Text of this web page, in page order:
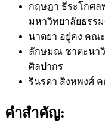
กฤษฎา ธีระโกศล
มหาวิทยาลัยธรร
นาตยา อยู่คง คณะ
ลักษมณ ชาตะนา
ศิลปากร
รินรดา สิงหพงศ์ ค
คำสำคัญ: